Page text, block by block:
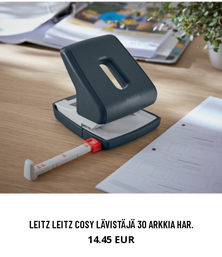
LEITZ LEITZ COSY LÄVISTÄJÄ 30 ARKKIA HAR.
14.45 EUR